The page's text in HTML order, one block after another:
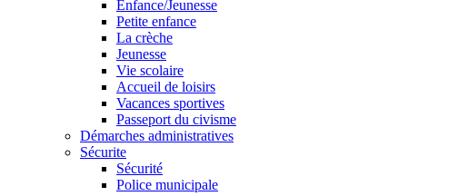
Enfance/Jeunesse
Petite enfance
La crèche
Jeunesse
Vie scolaire
Accueil de loisirs
Vacances sportives
Passeport du civisme
Démarches administratives
Sécurite
Sécurité
Police municipale